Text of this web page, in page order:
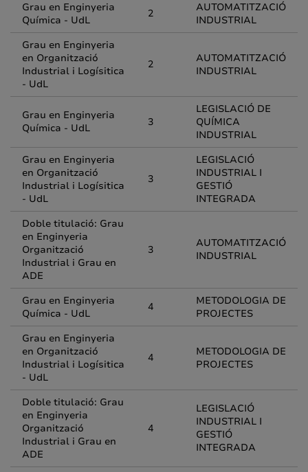
Grau en Enginyeria
Química - UdL
2
AUTOMATITZACIÓ
INDUSTRIAL
Grau en Enginyeria
en Organització
Industrial i Logísitica
- UdL
2
AUTOMATITZACIÓ
INDUSTRIAL
Grau en Enginyeria
Química - UdL
3
LEGISLACIÓ DE
QUÍMICA
INDUSTRIAL
Grau en Enginyeria
en Organització
Industrial i Logísitica
- UdL
3
LEGISLACIÓ
INDUSTRIAL I
GESTIÓ
INTEGRADA
Doble titulació: Grau
en Enginyeria
Organització
Industrial i Grau en
ADE
3
AUTOMATITZACIÓ
INDUSTRIAL
Grau en Enginyeria
Química - UdL
4
METODOLOGIA DE
PROJECTES
Grau en Enginyeria
en Organització
Industrial i Logísitica
- UdL
4
METODOLOGIA DE
PROJECTES
Doble titulació: Grau
en Enginyeria
Organització
Industrial i Grau en
ADE
4
LEGISLACIÓ
INDUSTRIAL I
GESTIÓ
INTEGRADA